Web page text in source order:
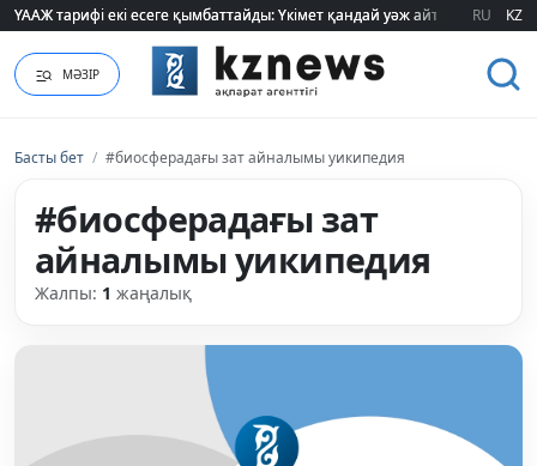
ҮААЖ тарифі екі есеге қымбаттайды: Үкімет қандай уәж айтады?
ҮААЖ тарифі екі есеге қымбаттайды: Үкімет қандай уәж айтады? RU KZ
МӘЗІР
Басты бет / #биосферадағы зат айналымы уикипедия
#биосферадағы зат
айналымы уикипедия
Жалпы: 1 жаңалық